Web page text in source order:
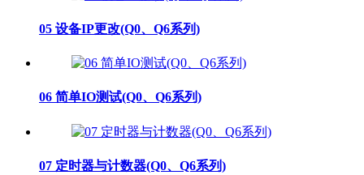
05 设备IP更改(Q0、Q6系列)
06 简单IO测试(Q0、Q6系列)
07 定时器与计数器(Q0、Q6系列)